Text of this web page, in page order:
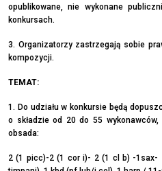
opublikowane, nie wykonane
konkursach.
3. Organizatorzy zastrzegają sobie
kompozycji.
TEMAT:
1. Do udziału w konkursie będą
o składzie od 20 do 55
obsada:
2 (1 picc)-2 (1 cor i)- 2 (1 cl b) -